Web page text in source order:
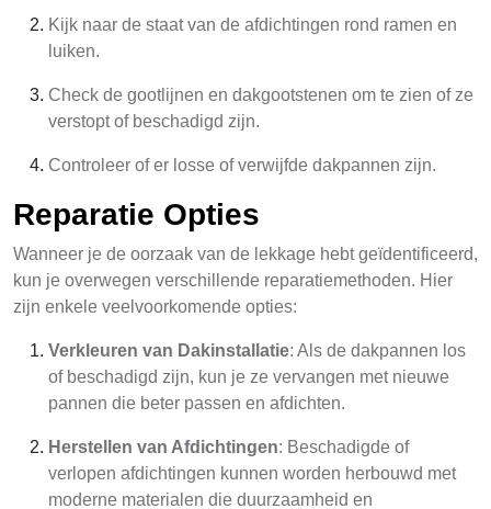
Kijk naar de staat van de afdichtingen rond ramen en
luiken.
Check de gootlijnen en dakgootstenen om te zien of ze
verstopt of beschadigd zijn.
Controleer of er losse of verwijfde dakpannen zijn.
Reparatie Opties
Wanneer je de oorzaak van de lekkage hebt geïdentificeerd,
kun je overwegen verschillende reparatiemethoden. Hier
zijn enkele veelvoorkomende opties:
Verkleuren van Dakinstallatie: Als de dakpannen los
of beschadigd zijn, kun je ze vervangen met nieuwe
pannen die beter passen en afdichten.
Herstellen van Afdichtingen: Beschadigde of
verlopen afdichtingen kunnen worden herbouwd met
moderne materialen die duurzaamheid en